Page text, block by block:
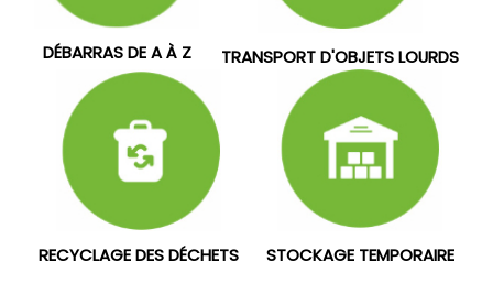
DÉBARRAS DE A À Z TRANSPORT D'OBJETS LOURDS
RECYCLAGE DES DÉCHETS STOCKAGE TEMPORAIRE